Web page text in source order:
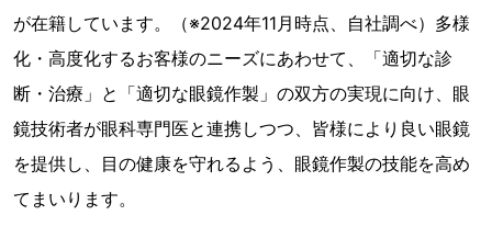
が在籍しています。（※2024年11月時点、自社調べ）多様
化・高度化するお客様のニーズにあわせて、「適切な診
断・治療」と「適切な眼鏡作製」の双方の実現に向け、眼
鏡技術者が眼科専門医と連携しつつ、皆様により良い眼鏡
を提供し、目の健康を守れるよう、眼鏡作製の技能を高め
てまいります。